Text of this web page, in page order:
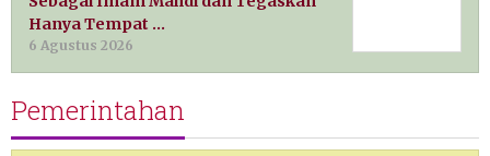
Hanya Tempat …
6 Agustus 2026
Pemerintahan